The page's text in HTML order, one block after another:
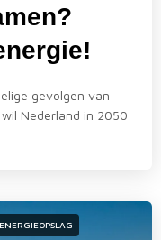
gevolgen van
Nederland in 2050
ENERGIEOPSLAG